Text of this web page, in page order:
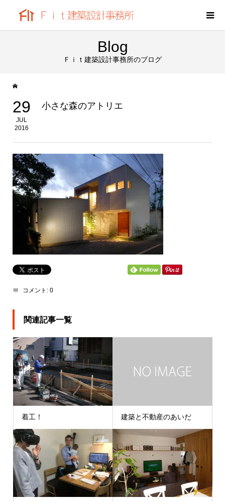
Blog
Ｆｉｔ建築設計事務所のブログ
29
JUL
2016
小さな森のアトリエ
コメント: 0
関連記事一覧
着工！ 建築と不動産のあいだ